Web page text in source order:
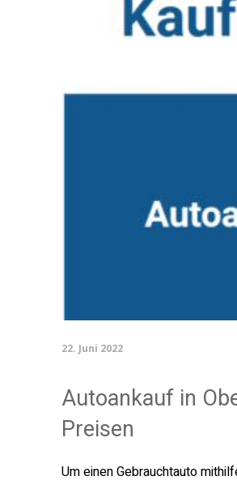
22. Juni 2022
Autoankauf in
Preisen
Um einen Gebrauchtauto